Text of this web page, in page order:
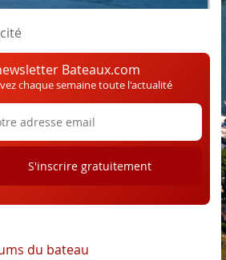
Bateaux.com
chaque semaine toute l'actualité
du bateau